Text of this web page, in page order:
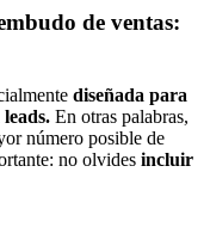
de ventas:
diseñada para
En otras palabras,
número posible de
no olvides incluir